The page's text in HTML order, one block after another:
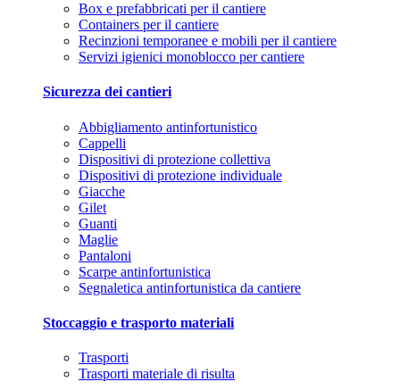
Box e prefabbricati per il cantiere
Containers per il cantiere
Recinzioni temporanee e mobili per il cantiere
Servizi igienici monoblocco per cantiere
Sicurezza dei cantieri
Abbigliamento antinfortunistico
Cappelli
Dispositivi di protezione collettiva
Dispositivi di protezione individuale
Giacche
Gilet
Guanti
Maglie
Pantaloni
Scarpe antinfortunistica
Segnaletica antinfortunistica da cantiere
Stoccaggio e trasporto materiali
Trasporti
Trasporti materiale di risulta